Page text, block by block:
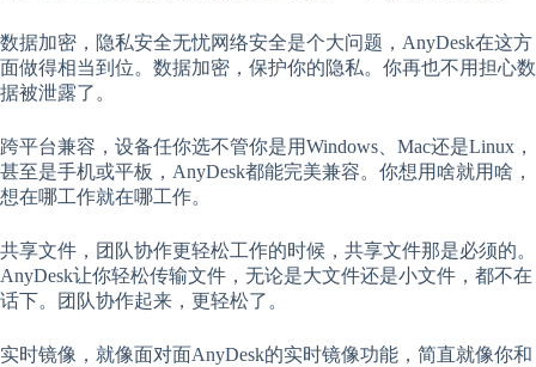
数据加密，隐私安全无忧网络安全是个大问题，AnyDesk在这方
面做得相当到位。数据加密，保护你的隐私。你再也不用担心数
据被泄露了。
跨平台兼容，设备任你选不管你是用Windows、Mac还是Linux，
甚至是手机或平板，AnyDesk都能完美兼容。你想用啥就用啥，
想在哪工作就在哪工作。
共享文件，团队协作更轻松工作的时候，共享文件那是必须的。
AnyDesk让你轻松传输文件，无论是大文件还是小文件，都不在
话下。团队协作起来，更轻松了。
实时镜像，就像面对面AnyDesk的实时镜像功能，简直就像你和